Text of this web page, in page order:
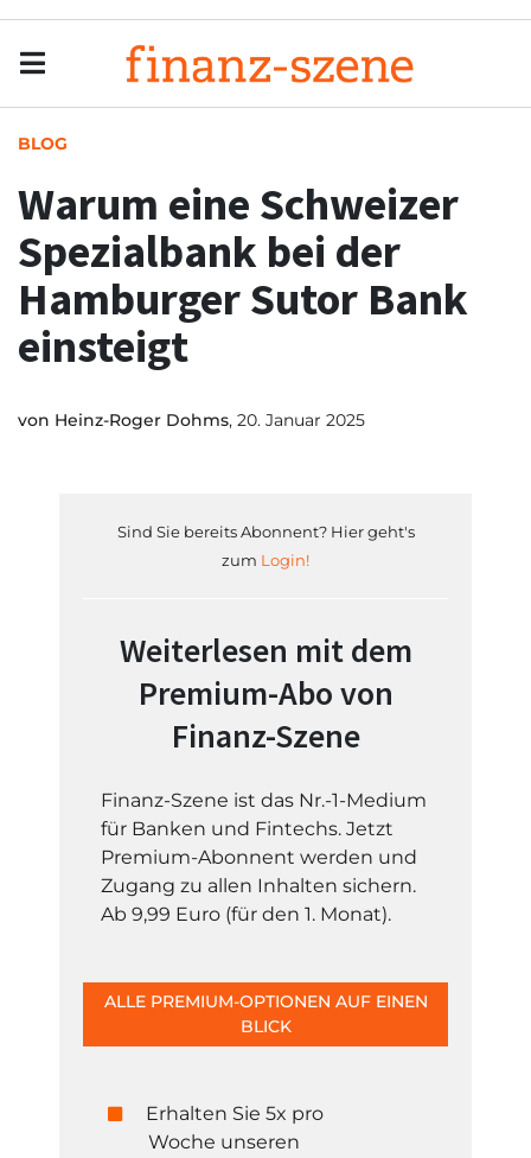
BLOG
Warum eine Schweizer
Spezialbank bei der
Hamburger Sutor Bank
einsteigt
von Heinz-Roger Dohms, 20. Januar 2025
Sind Sie bereits Abonnent? Hier geht's
zum Login!
Weiterlesen mit dem
Premium-Abo von
Finanz-Szene
Finanz-Szene ist das Nr.-1-Medium
für Banken und Fintechs. Jetzt
Premium-Abonnent werden und
Zugang zu allen Inhalten sichern.
Ab 9,99 Euro (für den 1. Monat).
ALLE PREMIUM-OPTIONEN AUF EINEN
BLICK
Erhalten Sie 5x pro
Woche unseren